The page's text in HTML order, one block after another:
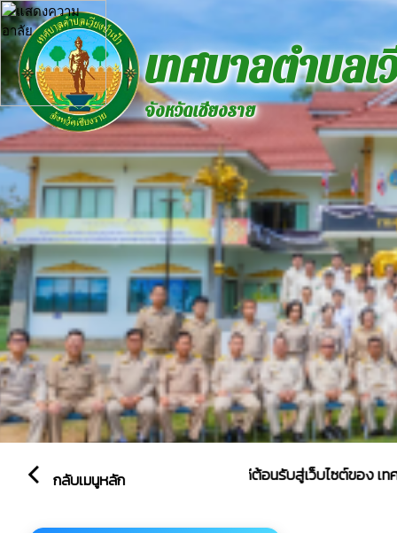
เทศบาลตำบลเ
จังหวัดเชียงราย
arrow_back_ios กลับเมนูหลัก ยินดีต้อนรับสู่เว็บไซต์ของ เทศบา